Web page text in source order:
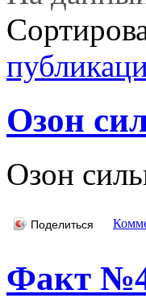
Озон
Озон
Поделиться
Факт